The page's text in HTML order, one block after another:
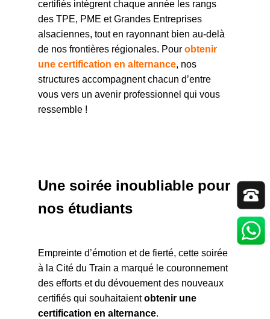
certifiés intègrent chaque année les rangs
des TPE, PME et Grandes Entreprises
alsaciennes, tout en rayonnant bien au-delà
de nos frontières régionales. Pour obtenir
une certification en alternance, nos
structures accompagnent chacun d’entre
vous vers un avenir professionnel qui vous
ressemble !
Une soirée inoubliable pour
nos étudiants
Empreinte d’émotion et de fierté, cette soirée
à la Cité du Train a marqué le couronnement
des efforts et du dévouement des nouveaux
certifiés qui souhaitaientobtenir une
certification en alternance.